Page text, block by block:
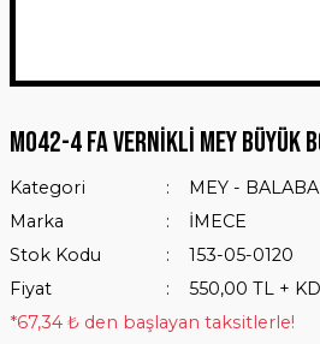
M042-4 FA VERNİKLİ MEY BÜYÜK
Kategori
MEY -
Marka
İMECE
Stok Kodu
153-05-0120
Fiyat
550,00 TL +
*67,34 ₺ den başlayan taksitlerle!